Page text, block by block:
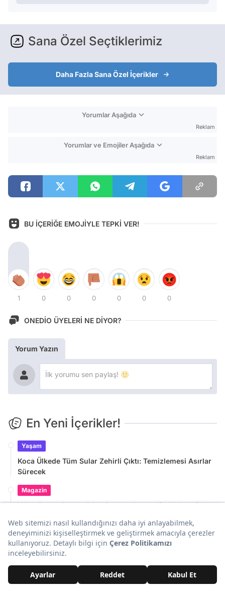
Sana Özel Seçtiklerimiz
Daha Fazla Sana Özel İçerikler
Yorumlar Aşağıda
Reklam
Yorumlar ve Emojiler Aşağıda
Reklam
BU İÇERİĞE EMOJİYLE TEPKİ VER!
1 0 0 0 0 0 0
ONEDİO ÜYELERİ NE DİYOR?
Yorum Yazın
En Yeni İçerikler!
Yaşam
Koca Ülkede Tüm Sular Zehirli Çıktı: Temizlemesi Asırlar
Sürecek
Magazin
Yıllar Sonra Ortaya Çıktı: Poyraz Karayel'in Meltem'i Hare
Yaşam
'Ölüler Şehri' Olarak Biliniyor: 1300 Kişinin Yaşadığı
Şehirde 1,5 Milyon Mezar Var
Yaşam